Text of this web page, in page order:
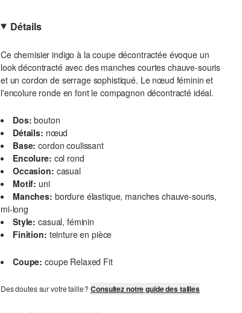
Détails
Ce chemisier indigo à la coupe décontractée évoque un
look décontracté avec des manches courtes chauve-souris
et un cordon de serrage sophistiqué. Le nœud féminin et
l'encolure ronde en font le compagnon décontracté idéal.
Dos: bouton
Détails: nœud
Base: cordon coulissant
Encolure: col rond
Occasion: casual
Motif: uni
Manches: bordure élastique, manches chauve-souris,
mi-long
Style: casual, féminin
Finition: teinture en pièce
Coupe: coupe Relaxed Fit
Des doutes sur votre taille ?Consultez notre guide des tailles